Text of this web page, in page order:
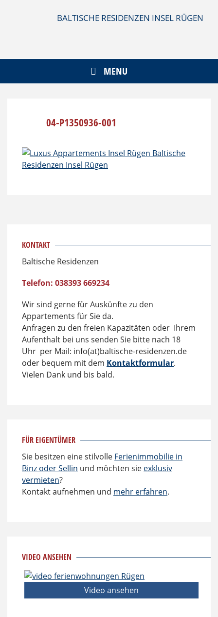
BALTISCHE RESIDENZEN INSEL RÜGEN
MENU
04-P1350936-001
KONTAKT
Baltische Residenzen
Telefon: 038393 669234
Wir sind gerne für Auskünfte zu den
Appartements für Sie da.
Anfragen zu den freien Kapazitäten oder Ihrem
Aufenthalt bei uns senden Sie bitte nach 18
Uhr per Mail: info(at)baltische-residenzen.de
oder bequem mit dem Kontaktformular.
Vielen Dank und bis bald.
FÜR EIGENTÜMER
Sie besitzen eine stilvolle Ferienimmobilie in
Binz oder Sellin und möchten sie exklusiv
vermieten?
Kontakt aufnehmen und mehr erfahren.
VIDEO ANSEHEN
Video ansehen